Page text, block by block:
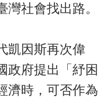
社會找出路。
凱因斯再次偉
政府提出「紓困
濟時，可否作為